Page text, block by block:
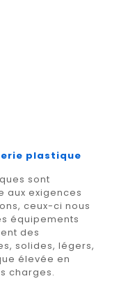
plastique
sont
aux exigences
ceux-ci nous
équipements
des
solides, légers,
élevée en
charges.